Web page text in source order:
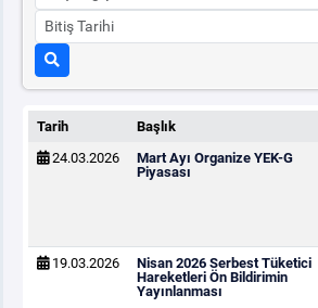
Tarih Başlık
24.03.2026
Mart Ayı Organize YEK-G
Piyasası
19.03.2026
Nisan 2026 Serbest Tüketici
Hareketleri Ön Bildirimin
Yayınlanması